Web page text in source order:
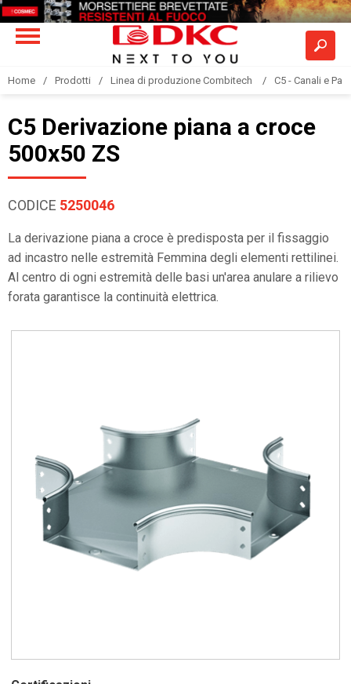
Home Prodotti Linea di produzione Combitech C5 - Canali e
C5 Derivazione piana a croce
500x50 ZS
CODICE 5250046
La derivazione piana a croce è predisposta per il fissaggio
ad incastro nelle estremità Femmina degli elementi rettilinei.
Al centro di ogni estremità delle basi un'area anulare a rilievo
forata garantisce la continuità elettrica.